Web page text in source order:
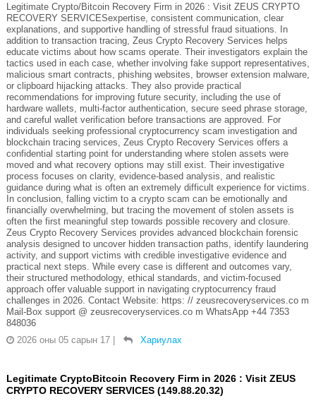
Legitimate Crypto/Bitcoin Recovery Firm in 2026 : Visit ZEUS CRYPTO
RECOVERY SERVICESexpertise, consistent communication, clear
explanations, and supportive handling of stressful fraud situations. In
addition to transaction tracing, Zeus Crypto Recovery Services helps
educate victims about how scams operate. Their investigators explain the
tactics used in each case, whether involving fake support representatives,
malicious smart contracts, phishing websites, browser extension malware,
or clipboard hijacking attacks. They also provide practical
recommendations for improving future security, including the use of
hardware wallets, multi-factor authentication, secure seed phrase storage,
and careful wallet verification before transactions are approved. For
individuals seeking professional cryptocurrency scam investigation and
blockchain tracing services, Zeus Crypto Recovery Services offers a
confidential starting point for understanding where stolen assets were
moved and what recovery options may still exist. Their investigative
process focuses on clarity, evidence-based analysis, and realistic
guidance during what is often an extremely difficult experience for victims.
In conclusion, falling victim to a crypto scam can be emotionally and
financially overwhelming, but tracing the movement of stolen assets is
often the first meaningful step towards possible recovery and closure.
Zeus Crypto Recovery Services provides advanced blockchain forensic
analysis designed to uncover hidden transaction paths, identify laundering
activity, and support victims with credible investigative evidence and
practical next steps. While every case is different and outcomes vary,
their structured methodology, ethical standards, and victim-focused
approach offer valuable support in navigating cryptocurrency fraud
challenges in 2026. Contact Website: https: // zeusrecoveryservices.co m
Mail-Box support @ zeusrecoveryservices.co m WhatsApp +44 7353
848036
2026 оны 05 сарын 17 | Хариулах
Legitimate CryptoBitcoin Recovery Firm in 2026 : Visit ZEUS
CRYPTO RECOVERY SERVICES (149.88.20.32)